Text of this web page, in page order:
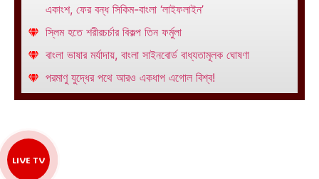
একাংশ, ফের বন্ধ সিকিম-বাংলা ‘লাইফলাইন’
স্লিম হতে শরীরচর্চার বিকল্প তিন ফর্মুলা
বাংলা ভাষার মর্যাদায়, বাংলা সাইনবোর্ড বাধ্যতামূলক ঘোষণা
পরমাণু যুদ্ধের পথে আরও একধাপ এগোল বিশ্ব!
LIVE TV